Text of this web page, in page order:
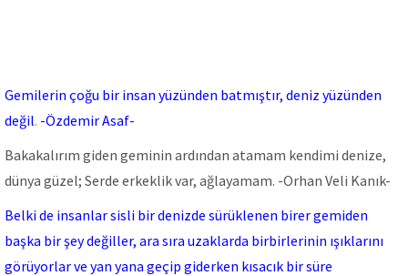
Gemilerin çoğu bir insan yüzünden batmıştır, deniz yüzünden
değil. -Özdemir Asaf-
Bakakalırım giden geminin ardından atamam kendimi denize,
dünya güzel; Serde erkeklik var, ağlayamam. -Orhan Veli Kanık-
Belki de insanlar sisli bir denizde sürüklenen birer gemiden
başka bir şey değiller, ara sıra uzaklarda birbirlerinin ışıklarını
görüyorlar ve yan yana geçip giderken kısacık bir süre